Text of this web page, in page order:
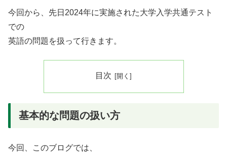
今回から、先日2024年に実施された大学入学共通テスト
での
英語の問題を扱って行きます。
目次
基本的な問題の扱い方
今回、このブログでは、